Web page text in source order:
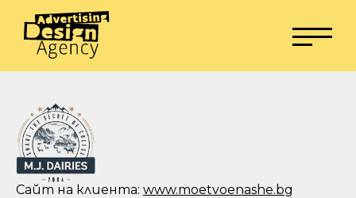
Сайт на клиента: www.moetvoenashe.bg